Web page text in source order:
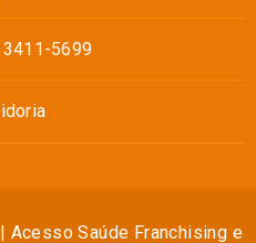
3411-5699
Acesso Saúde Franchising e